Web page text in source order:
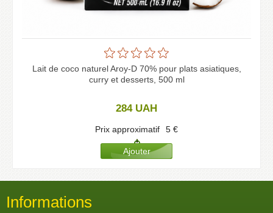
Lait de coco naturel Aroy-D 70% pour plats asiatiques,
curry et desserts, 500 ml
284 UAH
Prix approximatif 5 €
Informations